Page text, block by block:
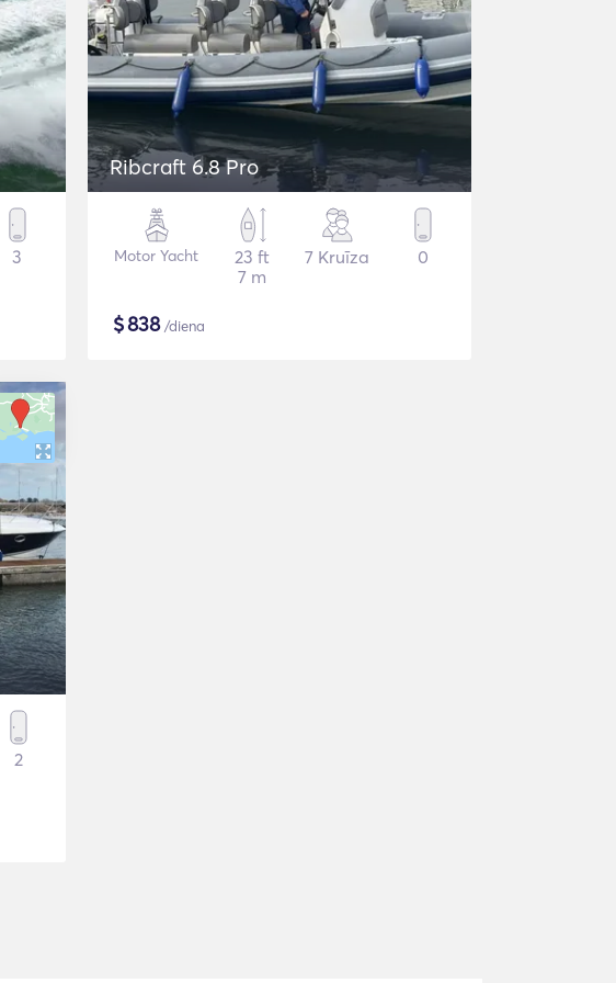
3
Ribcraft 6.8 Pro
Motor Yacht
23 ft
7 m
7 Kruīza 0
$838/diena
2